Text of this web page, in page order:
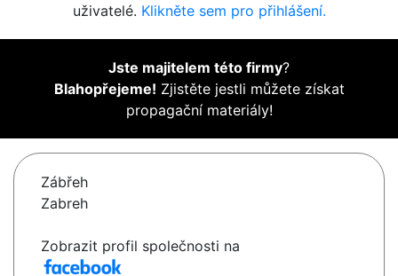
uživatelé. Klikněte sem pro přihlášení.
Jste majitelem této firmy?
Blahopřejeme! Zjistěte jestli můžete získat
propagační materiály!
Zábřeh
Zabreh
Zobrazit profil společnosti na